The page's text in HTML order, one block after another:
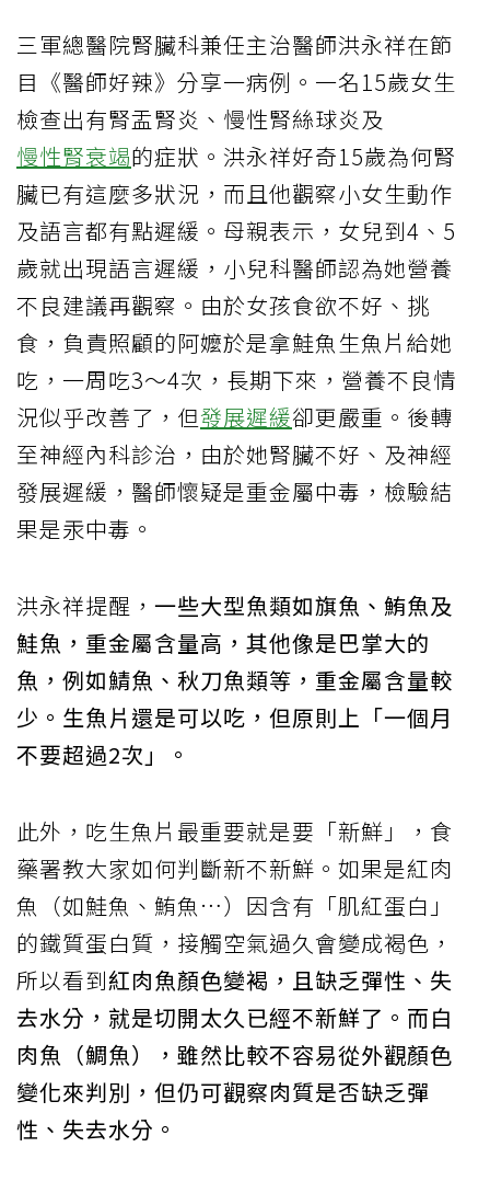
三軍總醫院腎臟科兼任主治醫師洪永祥在節
目《醫師好辣》分享一病例。一名15歲女生
檢查出有腎盂腎炎、慢性腎絲球炎及
慢性腎衰竭的症狀。洪永祥好奇15歲為何腎
臟已有這麼多狀況，而且他觀察小女生動作
及語言都有點遲緩。母親表示，女兒到4、5
歲就出現語言遲緩，小兒科醫師認為她營養
不良建議再觀察。由於女孩食欲不好、挑
食，負責照顧的阿嬤於是拿鮭魚生魚片給她
吃，一周吃3～4次，長期下來，營養不良情
況似乎改善了，但發展遲緩卻更嚴重。後轉
至神經內科診治，由於她腎臟不好、及神經
發展遲緩，醫師懷疑是重金屬中毒，檢驗結
果是汞中毒。
洪永祥提醒， 一些大型魚類如旗魚、鮪魚及
鮭魚，重金屬含量高，其他像是巴掌大的
魚，例如鯖魚、秋刀魚類等，重金屬含量較
少。生魚片還是可以吃，但原則上「一個月
不要超過2次」。
此外，吃生魚片最重要就是要「新鮮」，食
藥署教大家如何判斷新不新鮮。如果是紅肉
魚（如鮭魚、鮪魚…）因含有「肌紅蛋白」
的鐵質蛋白質，接觸空氣過久會變成褐色，
所以看到紅肉魚顏色變褐，且缺乏彈性、失
去水分，就是切開太久已經不新鮮了。而白
肉魚（鯛魚），雖然比較不容易從外觀顏色
變化來判別，但仍可觀察肉質是否缺乏彈
性、失去水分。